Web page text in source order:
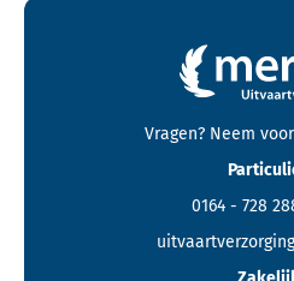
Contactgegevens en footer menu
Vragen? Neem
0164 - 728